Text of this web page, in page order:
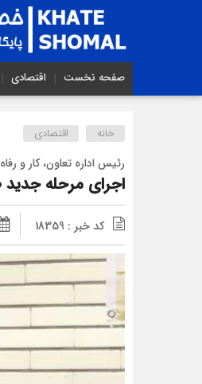
صفحه نخست اقتصادی
خانه اقتصادی
رئیس اداره تعاون، کار و
اجرای مرحله جدید
کد خبر : 18359